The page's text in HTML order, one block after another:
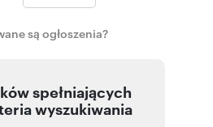
są ogłoszenia?
spełniających
wyszukiwania